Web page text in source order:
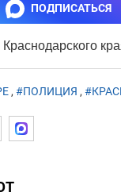
ПОДПИСАТЬСЯ
, #ПОЛИЦИЯ ,